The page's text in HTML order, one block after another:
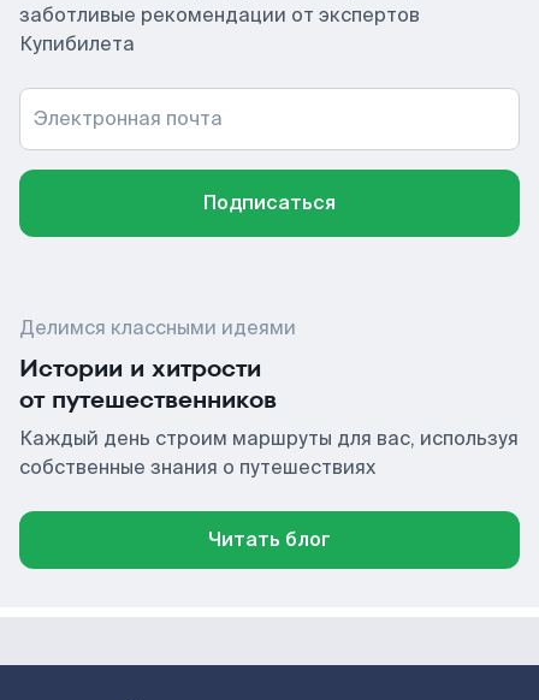
заботливые рекомендации от экспертов
Купибилета
Электронная почта
Подписаться
Делимся классными идеями
Истории и хитрости
от путешественников
Каждый день строим маршруты для вас, используя
собственные знания о путешествиях
Читать блог